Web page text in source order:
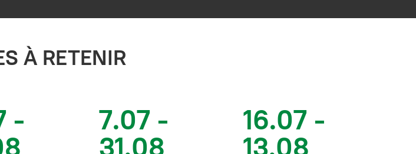
À RETENIR
- 7.07 - 16.07 -